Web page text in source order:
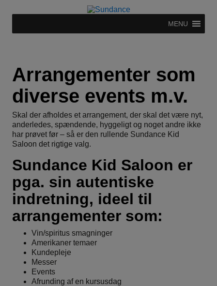
MENU
Arrangementer som
diverse events m.v.
Skal der afholdes et arrangement, der skal det være nyt,
anderledes, spændende, hyggeligt og noget andre ikke
har prøvet før – så er den rullende Sundance Kid
Saloon det rigtige valg.
Sundance Kid Saloon er
pga. sin autentiske
indretning, ideel til
arrangementer som:
Vin/spiritus smagninger
Amerikaner temaer
Kundepleje
Messer
Events
Afrunding af en kursusdag